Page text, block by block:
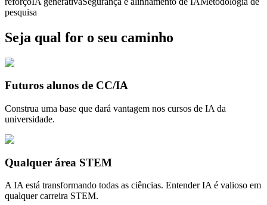
pesquisa
Seja qual for o seu caminho
Futuros alunos de CC/IA
Construa uma base que dará vantagem nos cursos de IA da
universidade.
Qualquer área STEM
A IA está transformando todas as ciências. Entender IA é valioso em
qualquer carreira STEM.